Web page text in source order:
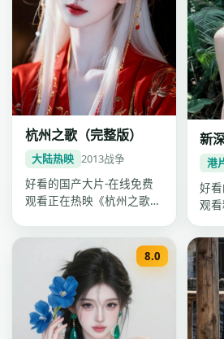
杭州之歌（完整版）
大陆热映 2013战争
好看的国产大片-在线免费
观看正在热映《杭州之歌
新
港
好
观
产
8.0